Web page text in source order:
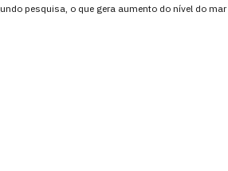
pesquisa, o que gera aumento do nível do mar